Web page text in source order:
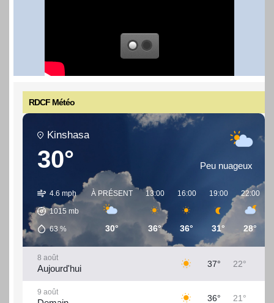
RDCF Météo
Kinshasa
30° Peu nuageux
4.6 mph
1015 mb
63 %
À PRÉSENT
30°
13:00
36°
16:00
36°
19:00
31°
22:00
28°
8 août
Aujourd'hui 37° 22°
9 août
36° 21°